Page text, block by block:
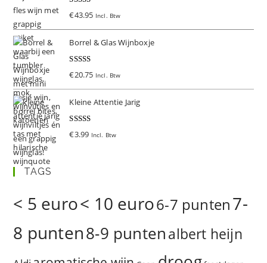
Gewaardeer
€43.95 Incl. Btw
Borrel & Glas Wijnboxje
Gewaardeer
€20.75 Incl. Btw
Kleine Attentie Jarig
Gewaardeer
€3.99 Incl. Btw
TAGS
< 5 euro< 10 euro6-7 punten7-
8 punten8-9 puntenalbert heijn